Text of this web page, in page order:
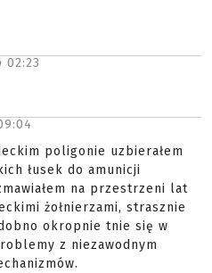
02:23
poligonie uzbierałem
łusek do amunicji
na przestrzeni lat
żołnierzami, strasznie
okropnie tnie się w
z niezawodnym